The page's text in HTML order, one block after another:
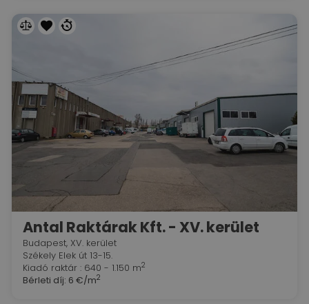
Antal Raktárak Kft. - XV. kerület
Budapest, XV. kerület
Székely Elek út 13-15.
Kiadó raktár : 640 - 1.150 m2
Bérleti díj: 6 €/m2